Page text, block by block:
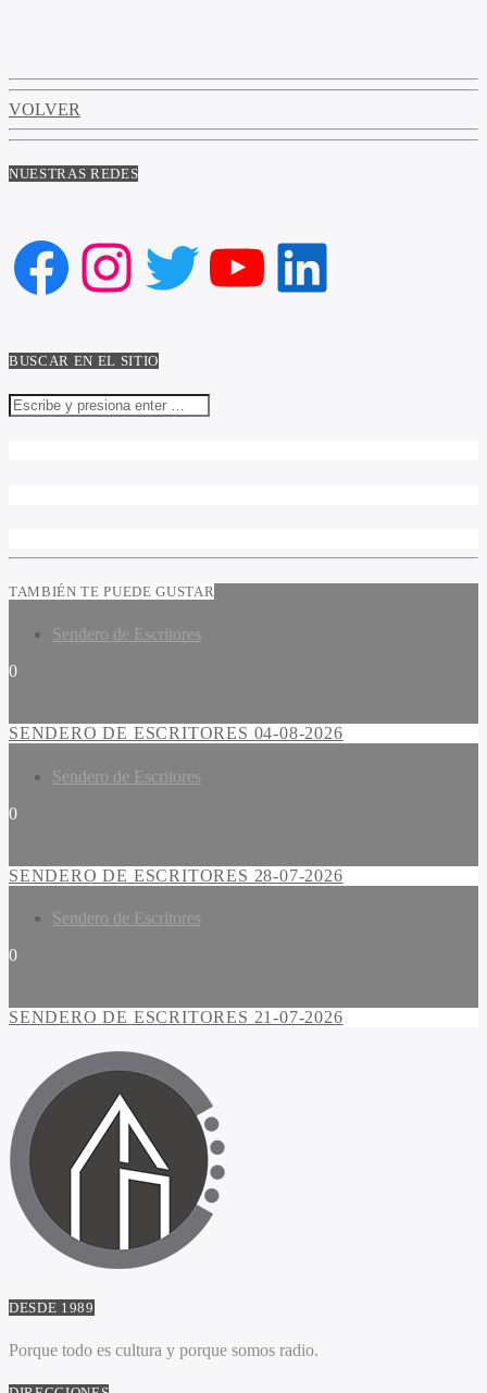
VOLVER
NUESTRAS REDES
Facebook
Instagram
Twitter
YouTube
LinkedIn
BUSCAR EN EL SITIO
TAMBIÉN TE PUEDE GUSTAR
Sendero de Escritores
0
SENDERO DE ESCRITORES 04-08-2026
Sendero de Escritores
0
SENDERO DE ESCRITORES 28-07-2026
Sendero de Escritores
0
SENDERO DE ESCRITORES 21-07-2026
DESDE 1989
Porque todo es cultura y porque somos radio.